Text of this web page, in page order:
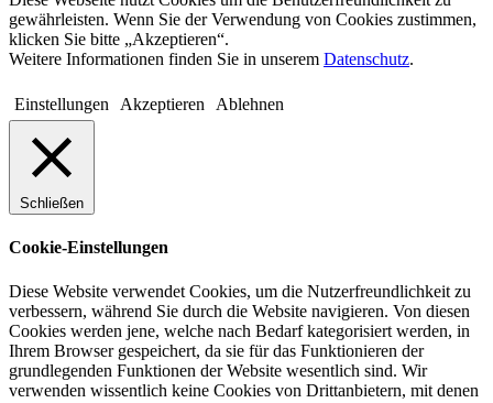
gewährleisten. Wenn Sie der Verwendung von Cookies zustimmen,
klicken Sie bitte „Akzeptieren“.
Weitere Informationen finden Sie in unserem Datenschutz.
Einstellungen Akzeptieren Ablehnen
Schließen
Cookie-Einstellungen
Diese Website verwendet Cookies, um die Nutzerfreundlichkeit zu
verbessern, während Sie durch die Website navigieren. Von diesen
Cookies werden jene, welche nach Bedarf kategorisiert werden, in
Ihrem Browser gespeichert, da sie für das Funktionieren der
grundlegenden Funktionen der Website wesentlich sind. Wir
verwenden wissentlich keine Cookies von Drittanbietern, mit denen